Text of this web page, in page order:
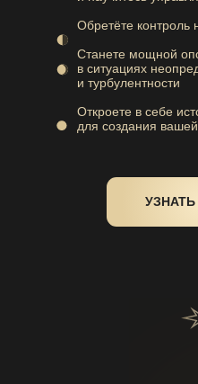
Обретёте контроль
Станете мощной
в ситуациях
и турбулентности
Откроете в себе
для создания